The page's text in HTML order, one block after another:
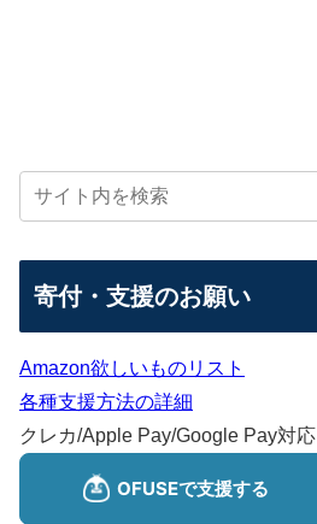
寄付・支援のお願い
Amazon欲しいものリスト
各種支援方法の詳細
クレカ/Apple Pay/Google Pay対応